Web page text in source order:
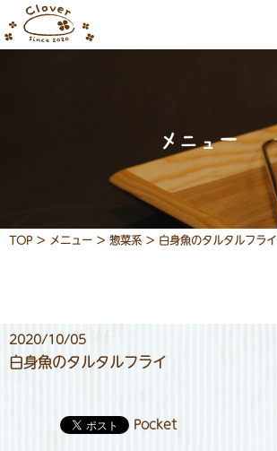
ホーム
おすすめメニュー
メニュー
お問い合わせ
メニュー
TOP > メニュー > 惣菜系 > 白身魚のタルタルフライ
2020/10/05
白身魚のタルタルフライ
Pocket